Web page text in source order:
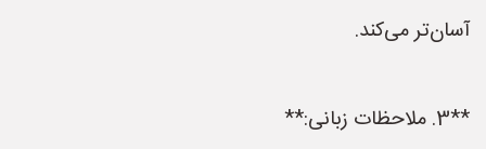
آسان‌تر می‌کند.
**3. ملاحظات زبانی:**